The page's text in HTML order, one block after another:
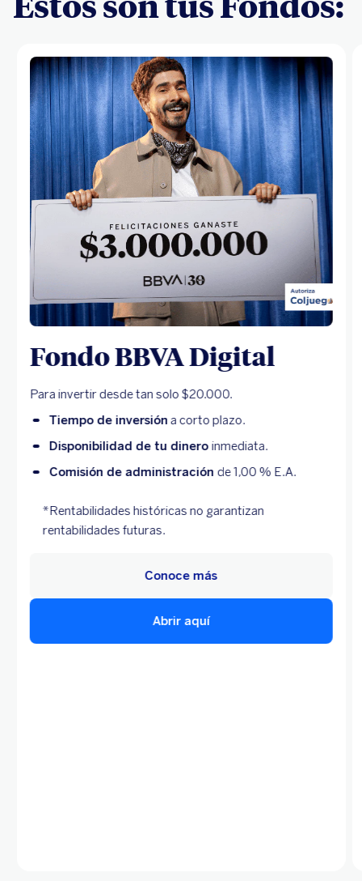
Fondo BBVA Digital
Para invertir desde tan solo $20.000.
Tiempo de inversión a corto plazo.
Disponibilidad de tu dinero inmediata.
Comisión de administración de 1,00 % E.A.
*Rentabilidades históricas no garantizan
rentabilidades futuras.
Abrir aquí
Conoce más